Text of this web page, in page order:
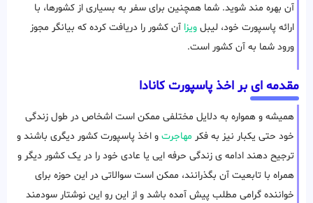
آن بهره مند شوید. شما همچنین برای سفر به بسیاری از کشورها، با
ارائه پاسپورت خود، لیبل ویزا آن کشور را دریافت کرده که بیانگر مجوز
ورود شما به آن کشور است.
مقدمه ای بر اخذ پاسپورت کانادا
همیشه و همواره به دلایل مختلفی ممکن است اشخاص در طول زندگی
خود حتی یکبار نیز به فکر مهاجرت و اخذ پاسپورت کشور دیگری باشند و
ترجیح دهند ادامه ی زندگی حرفه ایی یا عادی خود را در یک کشور دیگر و
همراه با تابعیت آن بگذرانند، ممکن است سوالاتی در این حوزه برای
خواننده گرامی مطلب پیش آمده باشد و از این رو این نوشتار سودمند